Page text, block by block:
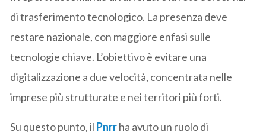
di trasferimento tecnologico. La presenza deve
restare nazionale, con maggiore enfasi sulle
tecnologie chiave. L’obiettivo è evitare una
digitalizzazione a due velocità, concentrata nelle
imprese più strutturate e nei territori più forti.
Su questo punto, il Pnrrha avuto un ruolo di